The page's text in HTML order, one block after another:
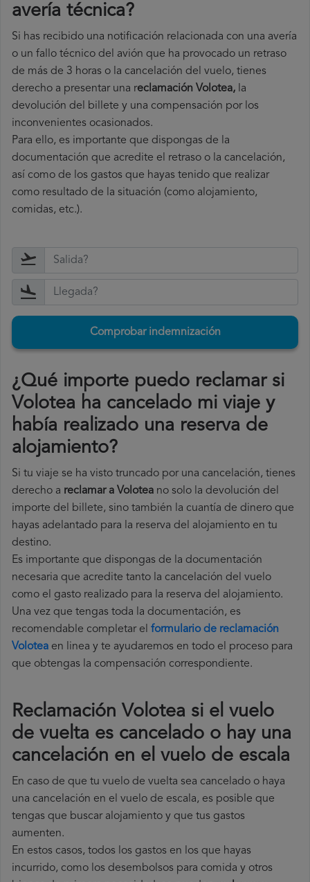
avería técnica?
Si has recibido una notificación relacionada con una avería
o un fallo técnico del avión que ha provocado un retraso
de más de 3 horas o la cancelación del vuelo, tienes
derecho a presentar una reclamación Volotea, la
devolución del billete y una compensación por los
inconvenientes ocasionados.
Para ello, es importante que dispongas de la
documentación que acredite el retraso o la cancelación,
así como de los gastos que hayas tenido que realizar
como resultado de la situación (como alojamiento,
comidas, etc.).
Comprobar indemnización
¿Qué importe puedo reclamar si
Volotea ha cancelado mi viaje y
había realizado una reserva de
alojamiento?
Si tu viaje se ha visto truncado por una cancelación, tienes
derecho a reclamar a Volotea no solo la devolución del
importe del billete, sino también la cuantía de dinero que
hayas adelantado para la reserva del alojamiento en tu
destino.
Es importante que dispongas de la documentación
necesaria que acredite tanto la cancelación del vuelo
como el gasto realizado para la reserva del alojamiento.
Una vez que tengas toda la documentación, es
recomendable completar el formulario de reclamación
Volotea en linea y te ayudaremos en todo el proceso para
que obtengas la compensación correspondiente.
Reclamación Volotea si el vuelo
de vuelta es cancelado o hay una
cancelación en el vuelo de escala
En caso de que tu vuelo de vuelta sea cancelado o haya
una cancelación en el vuelo de escala, es posible que
tengas que buscar alojamiento y que tus gastos
aumenten.
En estos casos, todos los gastos en los que hayas
incurrido, como los desembolsos para comida y otros